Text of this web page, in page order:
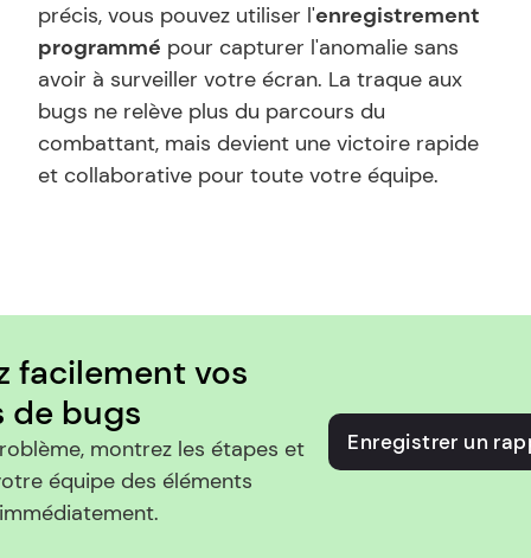
précis, vous pouvez utiliser l'enregistrement
programmé pour capturer l'anomalie sans
avoir à surveiller votre écran. La traque aux
bugs ne relève plus du parcours du
combattant, mais devient une victoire rapide
et collaborative pour toute votre équipe.
facilement vos
bugs
montrez les étapes et
équipe des éléments
Enregistrer un